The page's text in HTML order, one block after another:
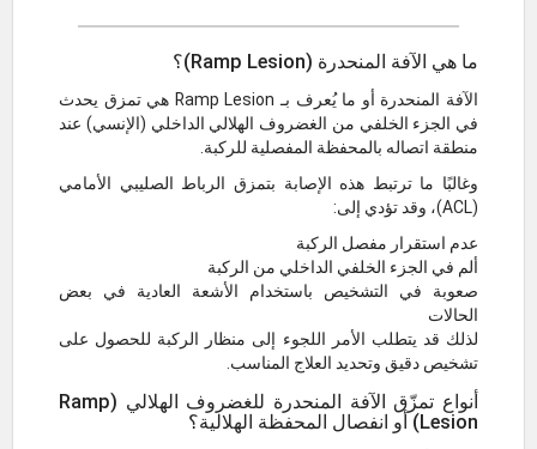
ما هي الآفة المنحدرة (Ramp Lesion)؟
الآفة المنحدرة أو ما يُعرف بـ Ramp Lesion هي تمزق يحدث
في الجزء الخلفي من الغضروف الهلالي الداخلي (الإنسي) عند
منطقة اتصاله بالمحفظة المفصلية للركبة.
وغالبًا ما ترتبط هذه الإصابة بتمزق الرباط الصليبي الأمامي
(ACL)، وقد تؤدي إلى:
عدم استقرار مفصل الركبة
ألم في الجزء الخلفي الداخلي من الركبة
صعوبة في التشخيص باستخدام الأشعة العادية في بعض
الحالات
لذلك قد يتطلب الأمر اللجوء إلى منظار الركبة للحصول على
تشخيص دقيق وتحديد العلاج المناسب.
أنواع تمزّق الآفة المنحدرة للغضروف الهلالي (Ramp
Lesion) أو انفصال المحفظة الهلالية؟